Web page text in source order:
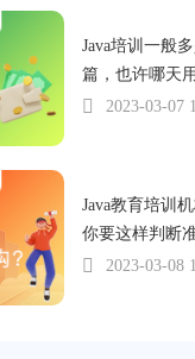
Java培训一般
篇，也许哪天
2023-03-07
Java教育培训
你要这样判断
2023-03-08